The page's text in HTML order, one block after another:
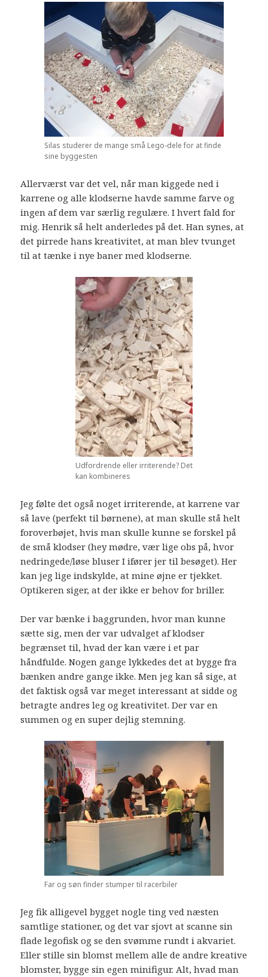
Silas studerer de mange små Lego-dele for at finde
sine byggesten
Allerværst var det vel, når man kiggede ned i
karrene og alle klodserne havde samme farve og
ingen af dem var særlig regulære. I hvert fald for
mig. Henrik så helt anderledes på det. Han synes, at
det pirrede hans kreativitet, at man blev tvunget
til at tænke i nye baner med klodserne.
Udfordrende eller irriterende? Det
kan kombineres
Jeg følte det også noget irriterende, at karrene var
så lave (perfekt til børnene), at man skulle stå helt
foroverbøjet, hvis man skulle kunne se forskel på
de små klodser (hey mødre, vær lige obs på, hvor
nedringede/løse bluser I ifører jer til besøget). Her
kan jeg lige indskylde, at mine øjne er tjekket.
Optikeren siger, at der ikke er behov for briller.
Der var bænke i baggrunden, hvor man kunne
sætte sig, men der var udvalget af klodser
begrænset til, hvad der kan være i et par
håndfulde. Nogen gange lykkedes det at bygge fra
bænken andre gange ikke. Men jeg kan så sige, at
det faktisk også var meget interessant at sidde og
betragte andres leg og kreativitet. Der var en
summen og en super dejlig stemning.
Far og søn finder stumper til racerbiler
Jeg fik alligevel bygget nogle ting ved næsten
samtlige stationer, og det var sjovt at scanne sin
flade legofisk og se den svømme rundt i akvariet.
Eller stille sin blomst mellem alle de andre kreative
blomster, bygge sin egen minifigur. Alt, hvad man